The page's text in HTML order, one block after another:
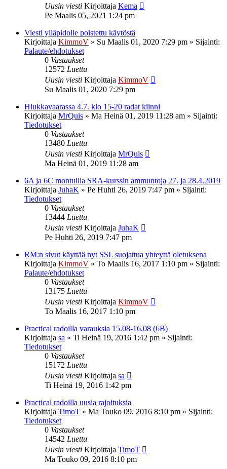
Uusin viesti Kirjoittaja Kema
Pe Maalis 05, 2021 1:24 pm
Viesti ylläpidolle poistettu käytöstä
Kirjoittaja KimmoV » Su Maalis 01, 2020 7:29 pm » Sijainti:
Palaute/ehdotukset
0 Vastaukset
12572 Luettu
Uusin viesti Kirjoittaja KimmoV
Su Maalis 01, 2020 7:29 pm
Hiukkavaarassa 4.7. klo 15-20 radat kiinni
Kirjoittaja MrQuis » Ma Heinä 01, 2019 11:28 am » Sijainti:
Tiedotukset
0 Vastaukset
13480 Luettu
Uusin viesti Kirjoittaja MrQuis
Ma Heinä 01, 2019 11:28 am
6A ja 6C montuilla SRA-kurssin ammuntoja 27. ja 28.4.2019
Kirjoittaja JuhaK » Pe Huhti 26, 2019 7:47 pm » Sijainti:
Tiedotukset
0 Vastaukset
13444 Luettu
Uusin viesti Kirjoittaja JuhaK
Pe Huhti 26, 2019 7:47 pm
RM:n sivut käyttää nyt SSL suojattua yhteyttä oletuksena
Kirjoittaja KimmoV » To Maalis 16, 2017 1:10 pm » Sijainti:
Palaute/ehdotukset
0 Vastaukset
13175 Luettu
Uusin viesti Kirjoittaja KimmoV
To Maalis 16, 2017 1:10 pm
Practical radoilla varauksia 15.08-16.08 (6B)
Kirjoittaja sa » Ti Heinä 19, 2016 1:42 pm » Sijainti:
Tiedotukset
0 Vastaukset
15172 Luettu
Uusin viesti Kirjoittaja sa
Ti Heinä 19, 2016 1:42 pm
Practical radoilla uusia rajoituksia
Kirjoittaja TimoT » Ma Touko 09, 2016 8:10 pm » Sijainti:
Tiedotukset
0 Vastaukset
14542 Luettu
Uusin viesti Kirjoittaja TimoT
Ma Touko 09, 2016 8:10 pm